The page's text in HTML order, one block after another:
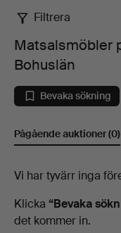
på
STO
Filtrera
Matsalsmöbler
Bohuslän
Bevaka sökning
Pågående auktioner(0)
Pågående
auktioner
Vi har tyvärr inga
Klicka “Bevaka
det kommer in.